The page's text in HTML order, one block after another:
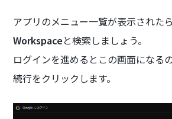
アプリのメニュー一覧が表示されたら
Workspaceと検索しましょう。
ログインを進めるとこの画面になる
続行をクリックします。